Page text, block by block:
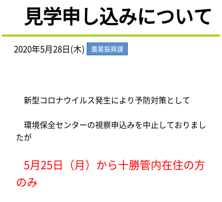
見学申し込みについて
2020年5月28日(木) 農業振興課
新型コロナウイルス発生により予防対策として
環境保全センターの視察申込みを中止しておりまし
たが
5月25日（月）から十勝管内在住の方
のみ